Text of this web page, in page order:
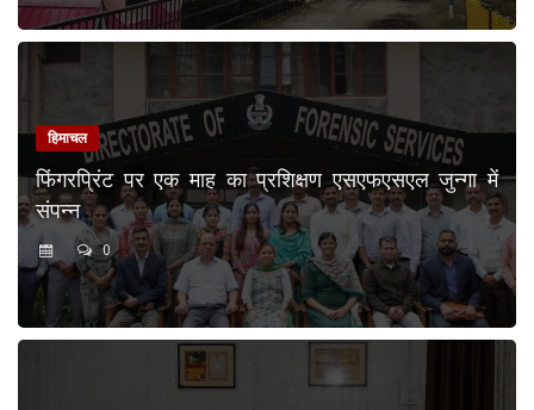
हिमाचल
फिंगरप्रिंट पर एक माह का प्रशिक्षण एसएफएसएल जुन्गा में
संपन्न
0